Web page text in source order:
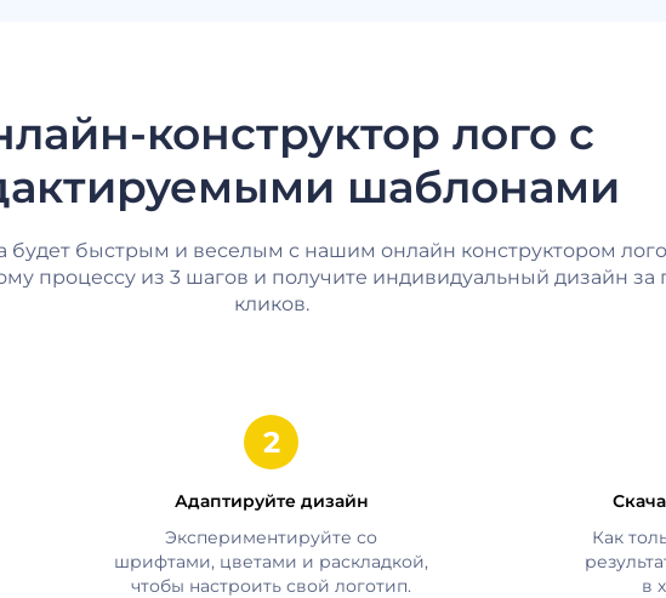
конструктор лого с
шаблонами
будет быстрым и веселым с нашим онлайн конструктором
процессу из 3 шагов и получите индивидуальный дизайн за
кликов.
Адаптируйте дизайн
Экспериментируйте со
шрифтами, цветами и раскладкой,
чтобы настроить свой логотип.
Как
в